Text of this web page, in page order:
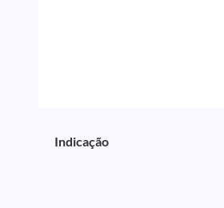
Indicação